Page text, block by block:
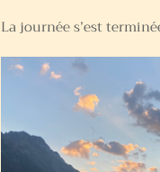
La journée s’est